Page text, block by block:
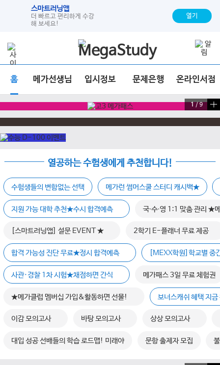
스마트러닝앱
더 빠르고 편리하게 수강
해 보세요!
열기
홈 메가선생님 입시정보 문제은행 온라인서점
1 / 9
열공하는 수험생에게 추천합니다!
수험생들의 변함없는 선택 메가런 썸머스쿨 스터디 캐시백★
지원 가능 대학 추천★수시 합격예측 국∙수∙영 1:1 맞춤 관리 ★
[스마트러닝앱] 설문 EVENT ★ 2학기 E-플래너 무료 제공
합격 가능성 진단 무료★정시 합격예측 [MEXX학원]학교별 중
사관·경찰 1차 시험★채점하면 간식 메가패스 3일 무료 체험권
★메가클럽 멤버십 가입&활동하면 선물! 보너스캐쉬 혜택 지
이감 모의고사 바탕 모의고사 상상 모의고사
대입 성공 선배들의 학습 로드맵! 미래야 문항 출제자 모집